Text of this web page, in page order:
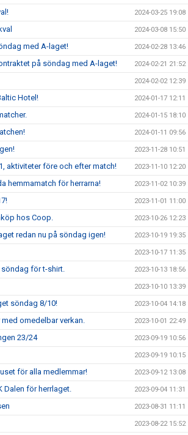
2024-03-25 19:08
2024-03-08 15:50
med A-laget! 2024-02-28 13:46
på söndag med A-laget! 2024-02-21 21:52
2024-02-02 12:39
Hotel! 2024-01-17 12:11
2024-01-15 18:10
2024-01-11 09:56
2023-11-28 10:51
aktiviteter före och efter match! 2023-11-10 12:20
hemmamatch för herrarna! 2023-11-02 10:39
2023-11-01 11:00
hos Coop. 2023-10-26 12:23
redan nu på söndag igen! 2023-10-19 19:35
2023-10-17 11:35
för t-shirt. 2023-10-13 18:56
2023-10-10 13:39
söndag 8/10! 2023-10-04 14:18
omedelbar verkan. 2023-10-01 22:49
23/24 2023-09-19 10:56
2023-09-19 10:15
för alla medlemmar! 2023-09-12 13:08
Dalen för herrlaget. 2023-09-04 11:31
2023-08-31 11:11
2023-08-22 15:52